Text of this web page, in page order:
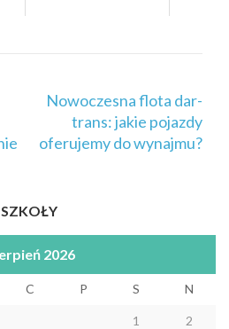
Nowoczesna flota dar-
trans: jakie pojazdy
oferujemy do wynajmu?
SZKOŁY
2026
C P S N
1 2